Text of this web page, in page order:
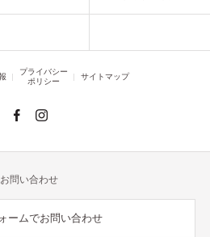
プライバシー
ポリシー
サイトマップ
お問い合わせ
ームでお問い合わせ